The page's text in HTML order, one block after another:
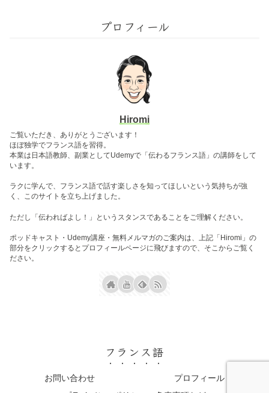
プロフィール
Hiromi
ご覧いただき、ありがとうございます！
ほぼ独学でフランス語を習得。
本業は日本語教師、副業としてUdemyで「伝わるフランス語」の講師をして
います。
ラクに学んで、フランス語で話す楽しさを知ってほしいという気持ちが強
く、このサイトを立ち上げました。
ただし「伝わればよし！」というスタンスであることをご理解ください。
ポッドキャスト・Udemy講座・無料メルマガのご案内は、上記「Hiromi」の
部分をクリックするとプロフィールページに飛びますので、そこからご覧く
ださい。
フランス語
お問い合わせ
プロフィール